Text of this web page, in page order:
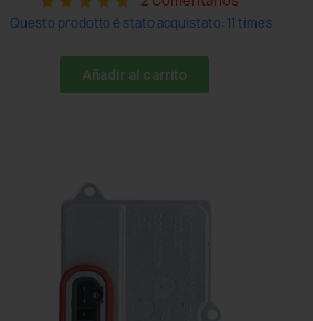
Questo prodotto è stato acquistato: 11 times
Añadir al carrito